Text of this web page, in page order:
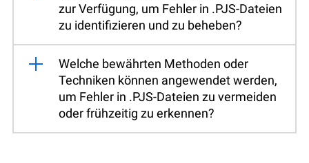
zur Verfügung, um Fehler in .PJS-Dateien
zu identifizieren und zu beheben?
Welche bewährten Methoden oder
Techniken können angewendet werden,
um Fehler in .PJS-Dateien zu vermeiden
oder frühzeitig zu erkennen?